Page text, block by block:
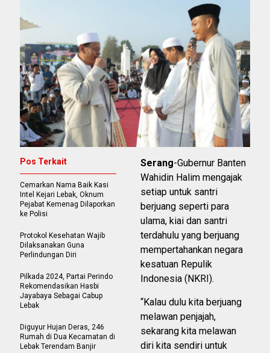
Serang-Gubernur Banten
Wahidin Halim mengajak
setiap untuk santri
berjuang seperti para
ulama, kiai dan santri
terdahulu yang berjuang
mempertahankan negara
kesatuan Repulik
Indonesia (NKRI).
“Kalau dulu kita berjuang
melawan penjajah,
sekarang kita melawan
diri kita sendiri untuk
Pos Terkait
Cemarkan Nama Baik Kasi
Intel Kejari Lebak, Oknum
Pejabat Kemenag Dilaporkan
ke Polisi
Protokol Kesehatan Wajib
Dilaksanakan Guna
Perlindungan Diri
Pilkada 2024, Partai Perindo
Rekomendasikan Hasbi
Jayabaya Sebagai Cabup
Lebak
Diguyur Hujan Deras, 246
Rumah di Dua Kecamatan di
Lebak Terendam Banjir